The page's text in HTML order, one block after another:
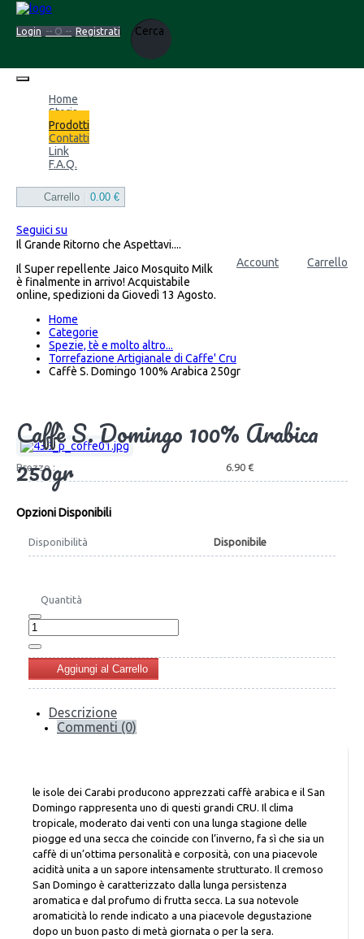
Login -- O -- Registrati Cerca
Home
Storia
Prodotti
Contatti
Link
F.A.Q.
Carrello 0.00 €
Seguici su
Account Carrello
Il Grande Ritorno che Aspettavi....
Il Super repellente Jaico Mosquito Milk
è finalmente in arrivo! Acquistabile
online, spedizioni da Giovedì 13 Agosto.
Home
Categorie
Spezie, tè e molto altro...
Torrefazione Artigianale di Caffe' Cru
Caffè S. Domingo 100% Arabica 250gr
Caffè S. Domingo 100% Arabica
250gr
Prezzo : 6.90 €
Opzioni Disponibili
Disponibilità Disponibile
Quantità
Aggiungi al Carrello
Descrizione
Commenti (0)
le isole dei Carabi producono apprezzati caffè arabica e il San
Domingo rappresenta uno di questi grandi CRU. Il clima
tropicale, moderato dai venti con una lunga stagione delle
piogge ed una secca che coincide con l’inverno, fa sì che sia un
caffè di un’ottima personalità e corposità, con una piacevole
acidità unita a un sapore intensamente strutturato. Il cremoso
San Domingo è caratterizzato dalla lunga persistenza
aromatica e dal profumo di frutta secca. La sua notevole
aromaticità lo rende indicato a una piacevole degustazione
dopo un buon pasto di metà giornata o per la sera.